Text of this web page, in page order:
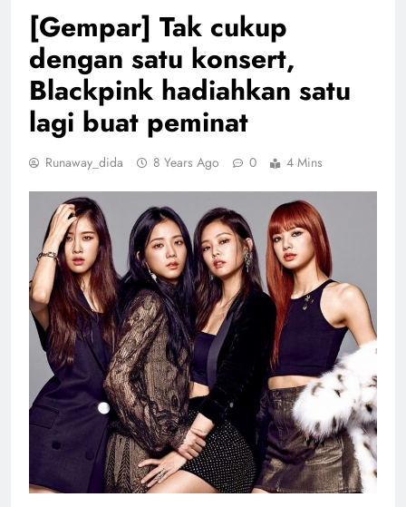
[Gempar] Tak cukup
dengan satu konsert,
Blackpink hadiahkan satu
lagi buat peminat
Runaway_dida 8 Years Ago 0 4 Mins